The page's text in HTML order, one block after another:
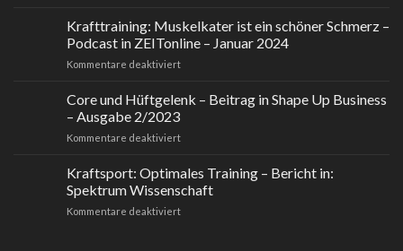
10minuten
Workouts
Muskelaufbau
TV-
Bericht
Gesundheitsmagazin
Krafttraining: Muskelkater ist ein schöner Schmerz –
Podcast in ZEITonline – Januar 2024
Kommentare deaktiviertfür
Muskelkater
schöner
–
Podcast
ZEITonline
Core und Hüftgelenk – Beitrag in Shape Up Business
– Ausgabe 2/2023
Kommentare deaktiviertfür
und
–
Beitrag
Kraftsport: Optimales Training – Bericht in:
Spektrum Wissenschaft
Kommentare deaktiviertfür